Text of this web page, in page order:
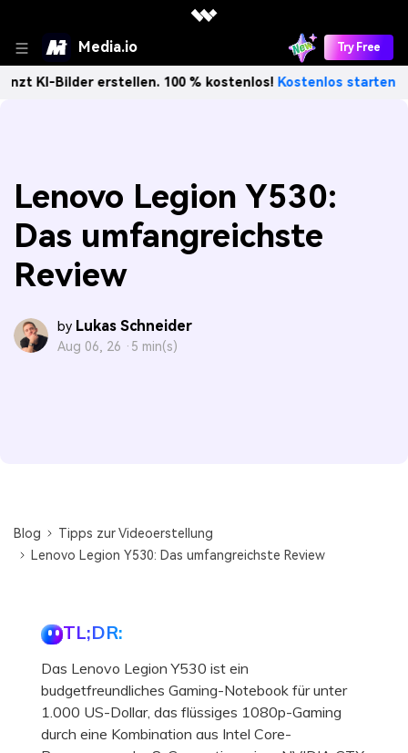
Media.io Try Free
erstellen. 100 % kostenlos!Kostenlos starten→
Lenovo Legion Y530:
Das umfangreichste
Review
by Lukas Schneider
Aug 06, 26 · 5 min(s)
Blog
Tipps zur Videoerstellung
Lenovo Legion Y530: Das umfangreichste Review
TL;DR:
Das Lenovo Legion Y530 ist ein
budgetfreundliches Gaming-Notebook für unter
1.000 US-Dollar, das flüssiges 1080p-Gaming
durch eine Kombination aus Intel Core-